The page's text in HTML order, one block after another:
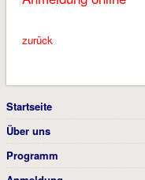
zurück
Startseite
Über uns
Programm